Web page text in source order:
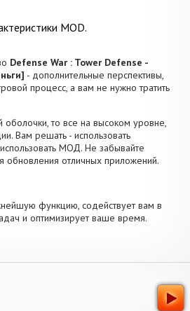
MOD.
Defense War : Tower Defense -
- дополнительные перспективы,
процесс, а вам не нужно тратить
оболочки, то все на высоком уровне,
Вам решать - использовать
МОД. Не забывайте
обновления отличных приложений.
функцию, содействует вам в
и оптимизирует ваше время.